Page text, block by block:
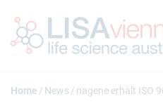
Home News nagene erhält ISO